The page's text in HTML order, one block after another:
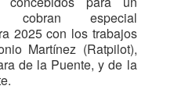
cobran especial
2025 con los trabajos
Martínez (Ratpilot),
de la Puente, y de la